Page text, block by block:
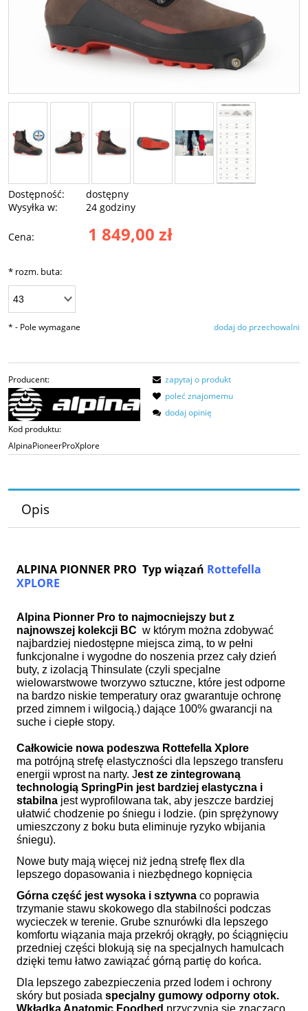
Dostępność:
dostępny
Wysyłka w:
24 godziny
Cena: 1 849,00 zł
* rozm. buta:
dodaj do przechowalni
* - Pole wymagane
Producent:
Kod produktu:
AlpinaPioneerProXplore
zapytaj o produkt
poleć znajomemu
dodaj opinię
Opis
ALPINA PIONNER PRO Typ wiązań Rottefella
XPLORE
Alpina Pionner Pro to najmocniejszy but z
najnowszej kolekcji BC w którym można zdobywać
najbardziej niedostępne miejsca zimą, to w pełni
funkcjonalne i wygodne do noszenia przez cały dzień
buty, z izolacją Thinsulate (czyli specjalne
wielowarstwowe tworzywo sztuczne, które jest odporne
na bardzo niskie temperatury oraz gwarantuje ochronę
przed zimnem i wilgocią.) dające 100% gwarancji na
suche i ciepłe stopy.
Całkowicie nowa podeszwa Rottefella Xplore
ma potrójną strefę elastyczności dla lepszego transferu
energii wprost na narty. Jest ze zintegrowaną
technologią SpringPin jest bardziej elastyczna i
stabilna jest wyprofilowana tak, aby jeszcze bardziej
ułatwić chodzenie po śniegu i lodzie. (pin sprężynowy
umieszczony z boku buta eliminuje ryzyko wbijania
śniegu).
Nowe buty mają więcej niż jedną strefę flex dla
lepszego dopasowania i niezbędnego kopnięcia
Górna część jest wysoka i sztywna co poprawia
trzymanie stawu skokowego dla stabilności podczas
wycieczek w terenie. Grube sznurówki dla lepszego
komfortu wiązania maja przekrój okrągły, po ściągnięciu
przedniej części blokują się na specjalnych hamulcach
dzięki temu łatwo zawiązać górną partię do końca.
Dla lepszego zabezpieczenia przed lodem i ochrony
skóry but posiada specjalny gumowy odporny otok.
Wkładka Anatomic Foodbed przyczynia się znacząco